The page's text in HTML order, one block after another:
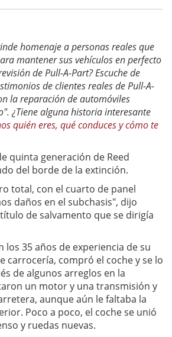
homenaje a personas reales que
mantener sus vehículos en perfecto
de Pull-A-Part? Escuche de
de clientes reales de Pull-A-
la reparación de automóviles
¿Tiene alguna historia interesante
quién eres, qué conduces y cómo te
quinta generación de Reed
del borde de la extinción.
total, con el cuarto de panel
daños en el subchasis", dijo
de salvamento que se dirigía
los 35 años de experiencia de su
carrocería, compró el coche y se lo
de algunos arreglos en la
un motor y una transmisión y
aunque aún le faltaba la
Poco a poco, el coche se unió
y ruedas nuevas.